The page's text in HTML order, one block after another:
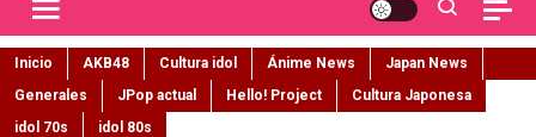
Inicio AKB48 Cultura idol Ánime News
Japan News
Generales
JPop actual Hello! Project
Cultura Japonesa
idol 70s
idol 80s